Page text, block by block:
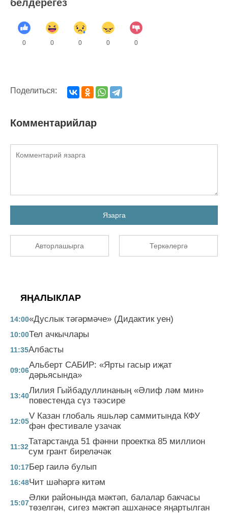
белдерегез
0 0 0 0 0
Поделиться:
Комментарийлар
Язарга
Авторлашырга Теркәлергә
ЯҢАЛЫКЛАР
14:00«Дуслык тәгәрмәче» (Дидактик уен)
10:00Тел ачкычлары
11:35Албасты
09:06
Альберт САБИР: «Ярты гасыр иҗат
дәрьясында»
13:40
Лилия Гыйбадуллинаның «Әлиф ләм мин»
повестенда сүз тәэсире
12:05
V Казан глобаль яшьләр саммитында КФУ
фән фестивале узачак
11:32
Татарстанда 51 фәнни проектка 85 миллион
сум грант биреләчәк
10:17Бер гаилә булып
16:48Чит шәһәргә китәм
15:07
Әлки районында мәктәп, балалар бакчасы
төзелгән, сигез мәктәп ашханәсе яңартылган